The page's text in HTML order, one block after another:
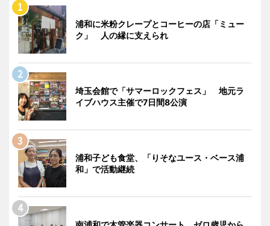
浦和に米粉クレープとコーヒーの店「ミュー
ク」 人の縁に支えられ
埼玉会館で「サマーロックフェス」 地元ラ
イブハウス主催で7日間8公演
浦和子ども食堂、「りそなユース・ベース浦
和」で活動継続